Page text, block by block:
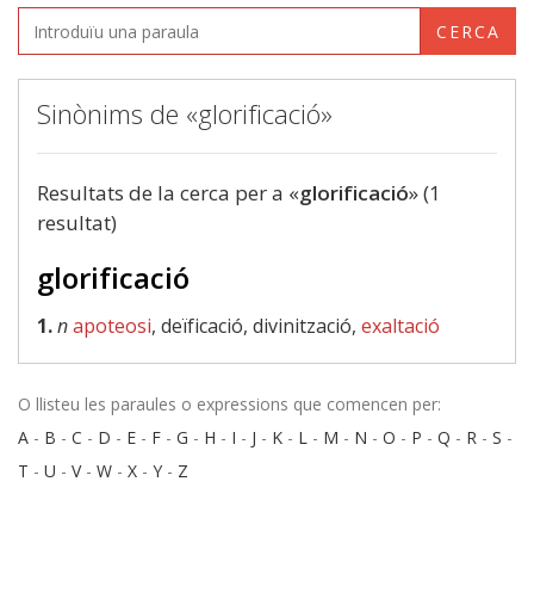
CERCA
Sinònims de «glorificació»
Resultats de la cerca per a «glorificació» (1
resultat)
glorificació
1.napoteosi, deïficació, divinització, exaltació
O llisteu les paraules o expressions que comencen per:
A - B - C - D - E - F - G - H - I - J - K - L - M - N - O - P - Q - R - S -
T - U - V- W - X - Y - Z